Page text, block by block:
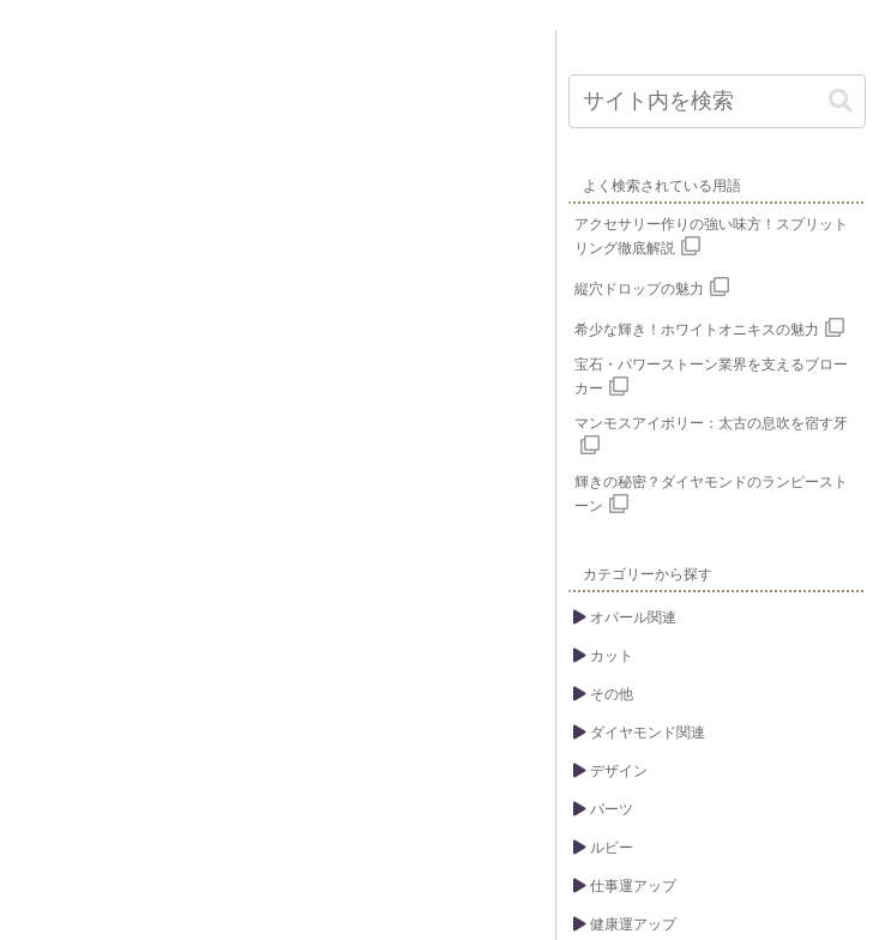
よく検索されている用語
アクセサリー作りの強い味方！スプリット
リング徹底解説
縦穴ドロップの魅力
希少な輝き！ホワイトオニキスの魅力
宝石・パワーストーン業界を支えるブロー
カー
マンモスアイボリー：太古の息吹を宿す牙
輝きの秘密？ダイヤモンドのランピースト
ーン
カテゴリーから探す
オパール関連
カット
その他
ダイヤモンド関連
デザイン
パーツ
ルビー
仕事運アップ
健康運アップ